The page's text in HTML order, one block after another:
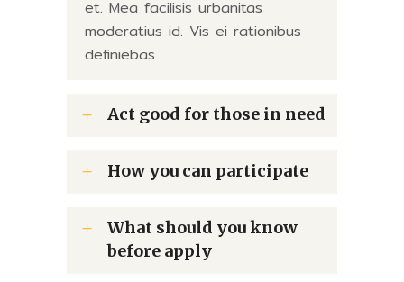
et. Mea facilisis urbanitas
moderatius id. Vis ei rationibus
definiebas
Act good for those in need
How you can participate
What should you know
before apply